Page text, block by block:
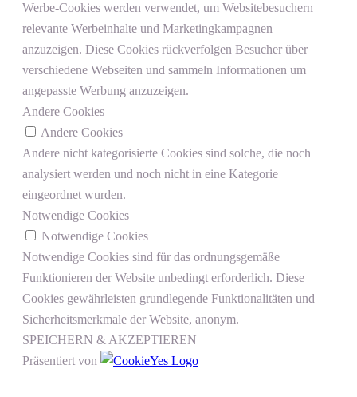
Werbe-Cookies werden verwendet, um Websitebesuchern
relevante Werbeinhalte und Marketingkampagnen
anzuzeigen. Diese Cookies rückverfolgen Besucher über
verschiedene Webseiten und sammeln Informationen um
angepasste Werbung anzuzeigen.
Andere Cookies
Andere Cookies
Andere nicht kategorisierte Cookies sind solche, die noch
analysiert werden und noch nicht in eine Kategorie
eingeordnet wurden.
Notwendige Cookies
Notwendige Cookies
Notwendige Cookies sind für das ordnungsgemäße
Funktionieren der Website unbedingt erforderlich. Diese
Cookies gewährleisten grundlegende Funktionalitäten und
Sicherheitsmerkmale der Website, anonym.
SPEICHERN & AKZEPTIEREN
Präsentiert von